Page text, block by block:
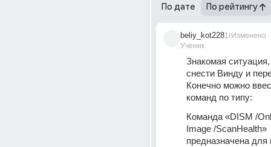
По дате По рейтингу
beliy_kot228
Ученик
1гИзменено
Знакомая
снести Винду и
Конечно можно
команд по типу:
Команда «DISM /
Image /ScanHealth»
предназначена для